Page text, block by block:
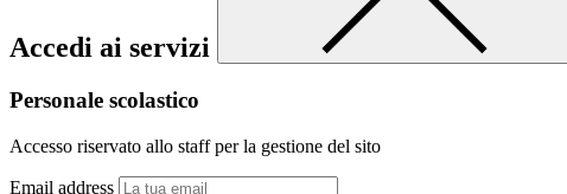
Accedi ai servizi
Personale scolastico
Accesso riservato allo staff per la gestione del sito
Email address